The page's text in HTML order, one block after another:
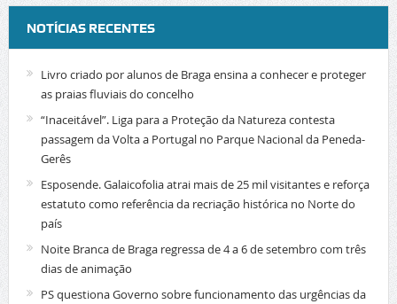
NOTÍCIAS RECENTES
Livro criado por alunos de Braga ensina a conhecer e proteger
as praias fluviais do concelho
“Inaceitável”. Liga para a Proteção da Natureza contesta
passagem da Volta a Portugal no Parque Nacional da Peneda-
Gerês
Esposende. Galaicofolia atrai mais de 25 mil visitantes e reforça
estatuto como referência da recriação histórica no Norte do
país
Noite Branca de Braga regressa de 4 a 6 de setembro com três
dias de animação
PS questiona Governo sobre funcionamento das urgências da